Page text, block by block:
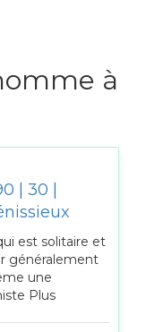
à
| 30 |
est solitaire et
généralement
une
Plus